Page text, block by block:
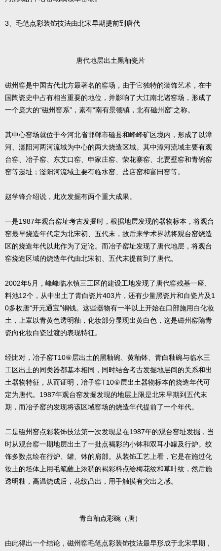
3、毛笔点彩装饰技法由北宋早期提前到唐代
唐代地层出土黑釉瓷片
磁州窑是中国古代北方最著名的窑场，由于它独特的装饰艺术，在中
国陶瓷史中占有相当重要的地位，并影响了大江南北诸窑场，形成了
一个庞大的“磁州窑系”，素有“南有景德镇，北有磁州窑”之称。
其中心窑场就位于今河北省邯郸市磁县和峰峰矿区境内，形成了以漳
河、滏阳河两河流域为中心的两大烧造区域。其中漳河流域主要有观
台窑、冶子窑、东艾口窑、申家庄窑、荣花寨窑、北贾壁窑和青碗窑
窑等遗址；滏阳河流域主要有临水窑、盐店窑和富田窑等。
赵学锋介绍说，此次发掘有两个重大成果。
一是1987年观台窑址考古发掘时，根据地层发现的器物标本，将观台
窑最早烧造年代定为北宋初、五代末，故后来学术界就将观台窑烧造
区的烧造年代以此作为了定论。而冶子窑址发现了唐代地层，将观台
窑烧造区域的烧造年代由北宋初、五代末提前到了唐代。
2002年5月，峰峰临水镇三工区的建设工地发现了唐代窑残基一座、
料池12个，从中出土了青白瓷片403片，还有少量黑瓷片和白瓷片及1
0多枚唐“开元通宝”铜钱。这些器物有一半以上开始在口部施用白化妆
土，上罩以青黄色透明釉，化妆部分显现出黄白色，这是磁州窑隋青
瓷向化妆白瓷过渡的表现特征。
经比对，冶子窑T10⑥层出土的黑釉碗、黄釉钵、青白釉碗与临水三
工区出土的同类器都基本相同，同时结合考古发掘地层间的关系和出
土器物特征，从而证明，冶子窑T10⑥层出土器物标本的烧造年代可
定为唐代。1987年观台窑发掘发现的地层上限是北宋早期到五代末
期，而冶子窑的发现将该区域窑场的烧造年代提前了一个年代。
二是磁州窑点彩装饰技法第一次发现是在1987年的观台窑址发掘，当
时从观台窑一期地层出土了一批点褐彩的小钵和双耳小罐及行炉。纹
饰多数点绘在行炉、罐、钵的肩部。从装饰工艺上看，它是在施过化
妆土的坯体上用毛笔蘸上浓稠的褐彩料点绘梅花纹和草叶纹，然后施
透明釉，高温烧成后，花纹凸出，用手触摸有突出之感。
青白釉点彩碗（唐）
由此得出一个结论，磁州窑毛笔点彩装饰技法最早形成于北宋早期，